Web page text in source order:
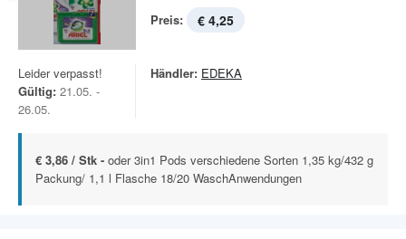
Preis: € 4,25
Leider verpasst!
Gültig: 21.05. -
26.05.
Händler: EDEKA
€ 3,86 / Stk - oder 3in1 Pods verschiedene Sorten 1,35 kg/432 g
Packung/ 1,1 l Flasche 18/20 WaschAnwendungen